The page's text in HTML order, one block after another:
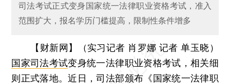
司法考试正式变身国家统一法律职业资格考试，准入
范围扩大，报名学历门槛提高，限制性条件增多
【财新网】（实习记者 肖罗娜 记者 单玉晓）
国家司法考试变身统一法律职业资格考试，相关细
则正式落地。近日，司法部颁布《国家统一法律职